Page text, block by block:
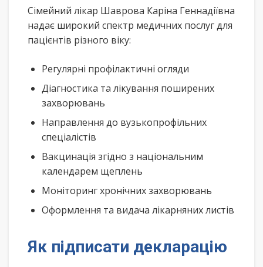
Сімейний лікар Шаврова Каріна Геннадіївна
надає широкий спектр медичних послуг для
пацієнтів різного віку:
Регулярні профілактичні огляди
Діагностика та лікування поширених
захворювань
Направлення до вузькопрофільних
спеціалістів
Вакцинація згідно з національним
календарем щеплень
Моніторинг хронічних захворювань
Оформлення та видача лікарняних листів
Як підписати декларацію